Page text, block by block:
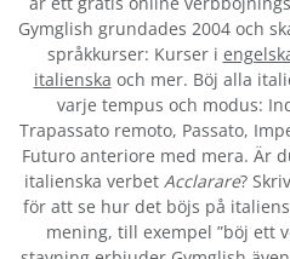
Gymglish grundades 2004 och
språkkurser: Kurser i
italienska och mer. Böj alla
varje tempus och modus:
Trapassato remoto, Passato,
Futuro anteriore med mera. Är
italienska verbet Acclarare?
för att se hur det böjs på
mening, till exempel ”böj ett